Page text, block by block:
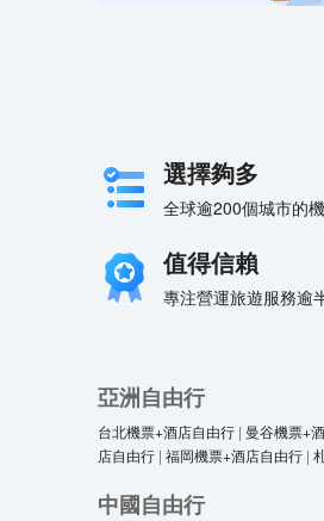
選擇夠多
全球逾200個城市的
值得信賴
專注營運旅遊服務逾
亞洲自由行
台北機票+酒店自由行 | 曼谷機票+
店自由行 | 福岡機票+酒店自由行 |
中國自由行